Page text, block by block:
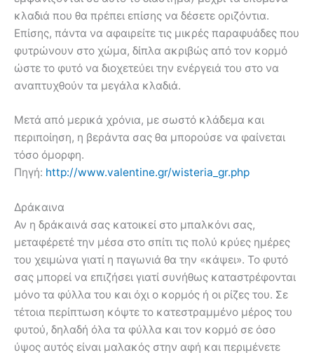
κλαδιά που θα πρέπει επίσης να δέσετε οριζόντια.
Επίσης, πάντα να αφαιρείτε τις μικρές παραφυάδες που
φυτρώνουν στο χώμα, δίπλα ακριβώς από τον κορμό
ώστε το φυτό να διοχετεύει την ενέργειά του στο να
αναπτυχθούν τα μεγάλα κλαδιά.
Μετά από μερικά χρόνια, με σωστό κλάδεμα και
περιποίηση, η βεράντα σας θα μπορούσε να φαίνεται
τόσο όμορφη.
Πηγή: http://www.valentine.gr/wisteria_gr.php
Δράκαινα
Αν η δράκαινά σας κατοικεί στο μπαλκόνι σας,
μεταφέρετέ την μέσα στο σπίτι τις πολύ κρύες ημέρες
του χειμώνα γιατί η παγωνιά θα την «κάψει». Το φυτό
σας μπορεί να επιζήσει γιατί συνήθως καταστρέφονται
μόνο τα φύλλα του και όχι ο κορμός ή οι ρίζες του. Σε
τέτοια περίπτωση κόψτε το κατεστραμμένο μέρος του
φυτού, δηλαδή όλα τα φύλλα και τον κορμό σε όσο
ύψος αυτός είναι μαλακός στην αφή και περιμένετε